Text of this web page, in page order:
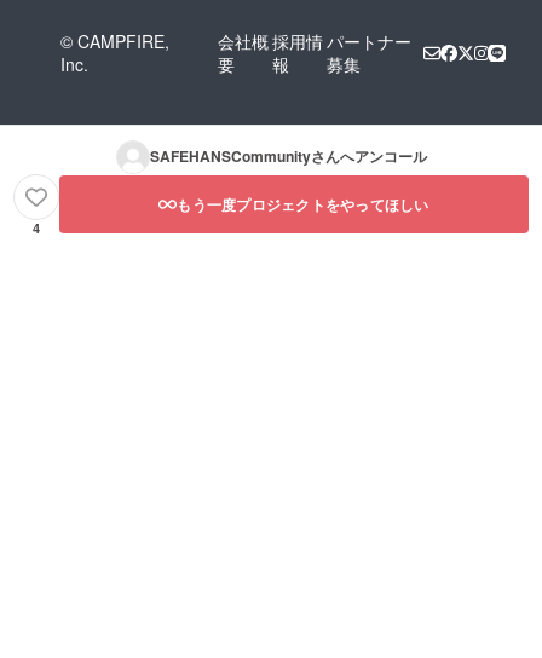
© CAMPFIRE,
Inc.
会社概
要
採用情
報
パートナー
募集
SAFEHANSCommunityさんへアンコール
4
もう一度プロジェクトをやってほしい